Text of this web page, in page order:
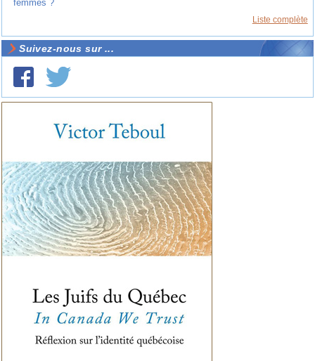
femmes ?
Liste complète
Suivez-nous sur ...